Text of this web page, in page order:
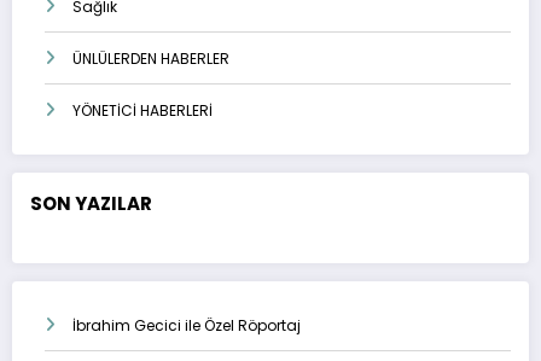
Sağlık
ÜNLÜLERDEN HABERLER
YÖNETİCİ HABERLERİ
SON YAZILAR
İbrahim Gecici ile Özel Röportaj